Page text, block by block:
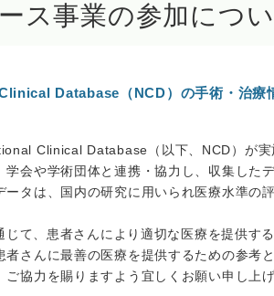
ス事業の参加につ
Database（NCD）の手術・治療
Clinical Database（以下、NCD）が実
学会や学術団体と連携・協力し、収集した
タは、国内の研究に用いられ医療水準の
て、患者さんにより適切な医療を提供す
さんに最善の医療を提供するための参考
協力を賜りますよう宜しくお願い申し上げ